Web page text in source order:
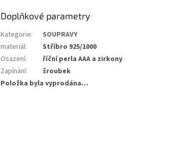
Doplňkové parametry
Kategorie:
SOUPRAVY
materiál:
Stříbro 925/1000
Osazení:
říční perla AAA a zirkony
Zapínání:
šroubek
Položka byla vyprodána…